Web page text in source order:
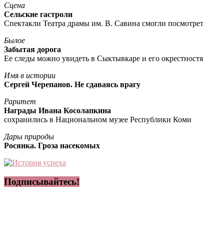
Сцена
Сельские гастроли
Спектакли Театра драмы им. В. Савина смогли
Былое
Забытая дорога
Ее следы можно увидеть в Сыктывкаре и его
Имя в истории
Сергей Черепанов. Не сдаваясь врагу
Раритет
Награды Ивана Косолапкина
сохранились в Национальном музее Республики Коми
Дары природы
Росянка. Гроза насекомых
Подписывайтесь!